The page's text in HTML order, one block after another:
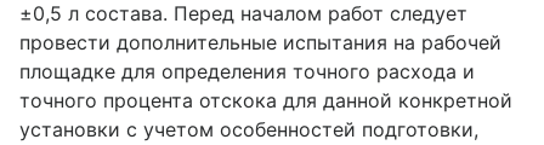
±0,5 л состава. Перед началом работ следует
провести дополнительные испытания на рабочей
площадке для определения точного расхода и
точного процента отскока для данной конкретной
установки с учетом особенностей подготовки,